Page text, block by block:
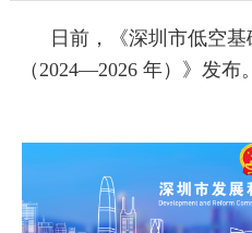
日前，《深圳市低空
（2024—2026 年）》发布。